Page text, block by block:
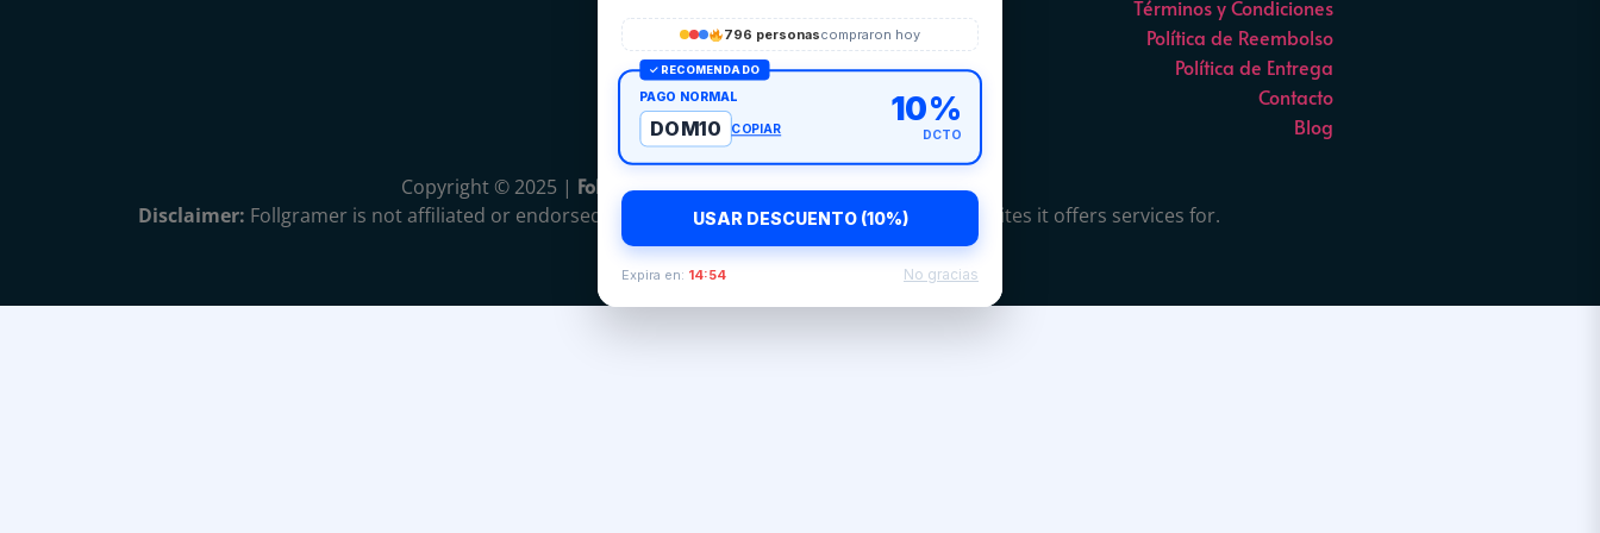
Términos y Condiciones
Política de Reembolso
Política de Entrega
Contacto
Blog
Copyright © 2025 | FollgramerTodos los derechos reservados
Disclaimer: Follgramer is not affiliated or endorsed by any of the companies, platforms or websites it offers services for.
796 personascompraron hoy
✓ RECOMENDADO
PAGO NORMAL
DOM10 COPIAR
10%
DCTO
USAR DESCUENTO (10%)
Expira en: 14:54 No gracias